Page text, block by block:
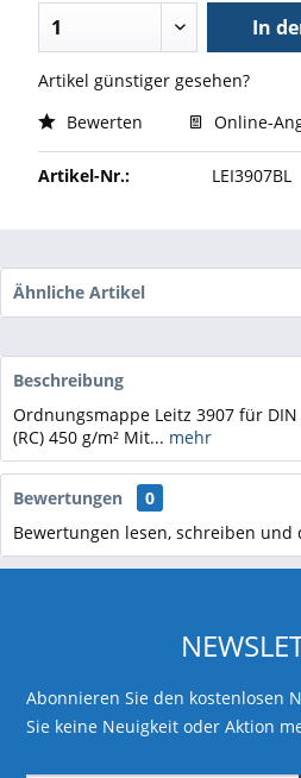
In
Artikel günstiger gesehen?
Bewerten
Online-
Artikel-Nr.: LEI3907BL
Ähnliche Artikel
Beschreibung
Ordnungsmappe Leitz 3907 für
(RC) 450 g/m² Mit... mehr
Bewertungen
0
Bewertungen lesen, schreiben und
Abonnieren Sie den kostenlosen
Sie keine Neuigkeit oder Aktion